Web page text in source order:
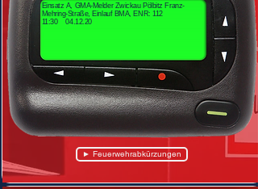
Einsatz A, GMA-Melder Zwickau Pölbitz Franz-
Mehring-Straße, Einlauf BMA, ENR: 112
11:30 04.12.20
► Feuerwehrabkürzungen